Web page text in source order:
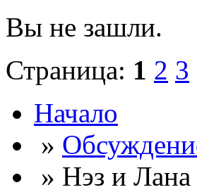
Вы не зашли.
Страница: 1 2 3
Начало
»
» Нэз и